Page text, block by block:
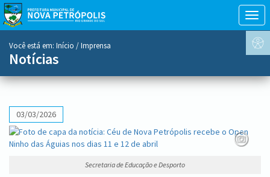
menu
Você está em: Início / Imprensa
Notícias
03/03/2026
Secretaria de Educação e Desporto